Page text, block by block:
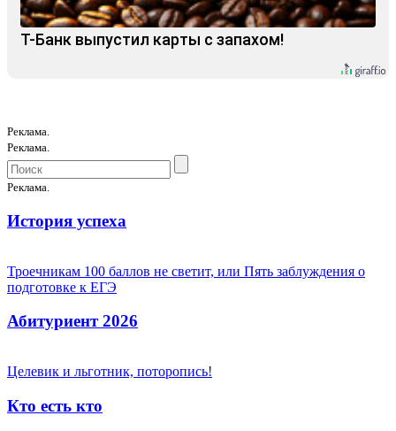
Т-Банк выпустил карты с запахом!
Реклама.
Реклама.
Реклама.
История успеха
Троечникам 100 баллов не светит, или Пять заблуждения о
подготовке к ЕГЭ
Абитуриент 2026
Целевик и льготник, поторопись!
Кто есть кто